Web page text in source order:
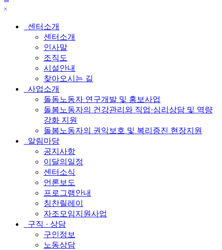
닫
센터소개
센터소개
인사말
조직도
시설안내
찾아오시는 길
사업소개
돌돔노동자 연구개발 및 홍보사업
돌봄노동자의 건강관리와 직업·심리상담 및 역량
강화 지원
돌봄노동자의 권익보호 및 복리증진 현장지원
알림마당
공지사항
이달의일정
센터소식
언론보도
프로그램안내
칭찬릴레이
자조모임지원사업
구직 · 상담
구인정보
노동상담